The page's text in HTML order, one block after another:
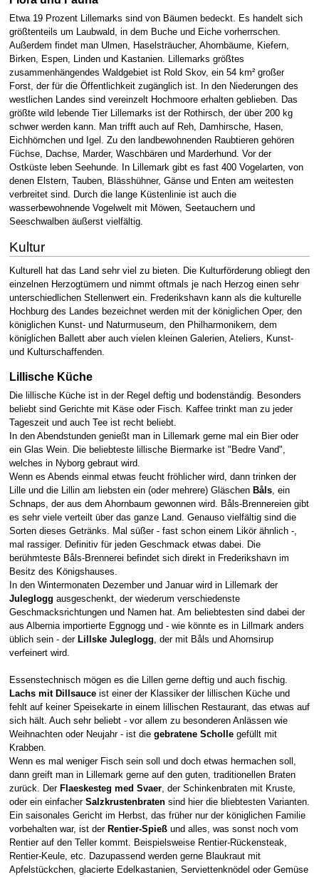
Etwa 19 Prozent Lillemarks sind von Bäumen bedeckt. Es handelt sich
größtenteils um Laubwald, in dem Buche und Eiche vorherrschen.
Außerdem findet man Ulmen, Haselsträucher, Ahornbäume, Kiefern,
Birken, Espen, Linden und Kastanien. Lillemarks größtes
zusammenhängendes Waldgebiet ist Rold Skov, ein 54 km² großer
Forst, der für die Öffentlichkeit zugänglich ist. In den Niederungen des
westlichen Landes sind vereinzelt Hochmoore erhalten geblieben. Das
größte wild lebende Tier Lillemarks ist der Rothirsch, der über 200 kg
schwer werden kann. Man trifft auch auf Reh, Damhirsche, Hasen,
Eichhörnchen und Igel. Zu den landbewohnenden Raubtieren gehören
Füchse, Dachse, Marder, Waschbären und Marderhund. Vor der
Ostküste leben Seehunde. In Lillemark gibt es fast 400 Vogelarten, von
denen Elstern, Tauben, Blässhühner, Gänse und Enten am weitesten
verbreitet sind. Durch die lange Küstenlinie ist auch die
wasserbewohnende Vogelwelt mit Möwen, Seetauchern und
Seeschwalben äußerst vielfältig.
Kultur
Kulturell hat das Land sehr viel zu bieten. Die Kulturförderung obliegt den
einzelnen Herzogtümern und nimmt oftmals je nach Herzog einen sehr
unterschiedlichen Stellenwert ein. Frederikshavn kann als die kulturelle
Hochburg des Landes bezeichnet werden mit der königlichen Oper, den
königlichen Kunst- und Naturmuseum, den Philharmonikern, dem
königlichen Ballett aber auch vielen kleinen Galerien, Ateliers, Kunst-
und Kulturschaffenden.
Lillische Küche
Die lillische Küche ist in der Regel deftig und bodenständig. Besonders
beliebt sind Gerichte mit Käse oder Fisch. Kaffee trinkt man zu jeder
Tageszeit und auch Tee ist recht beliebt.
In den Abendstunden genießt man in Lillemark gerne mal ein Bier oder
ein Glas Wein. Die beliebteste lillische Biermarke ist "Bedre Vand",
welches in Nyborg gebraut wird.
Wenn es Abends einmal etwas feucht fröhlicher wird, dann trinken der
Lille und die Lillin am liebsten ein (oder mehrere) Gläschen Båls, ein
Schnaps, der aus dem Ahornbaum gewonnen wird. Båls-Brennereien gibt
es sehr viele verteilt über das ganze Land. Genauso vielfältig sind die
Sorten dieses Getränks. Mal süßer - fast schon einem Likör ähnlich -,
mal rassiger. Definitiv für jeden Geschmack etwas dabei. Die
berühmteste Båls-Brennerei befindet sich direkt in Frederikshavn im
Besitz des Königshauses.
In den Wintermonaten Dezember und Januar wird in Lillemark der
Juleglogg ausgeschenkt, der wiederum verschiedenste
Geschmacksrichtungen und Namen hat. Am beliebtesten sind dabei der
aus Albernia importierte Eggnogg und - wie könnte es in Lillmark anders
üblich sein - der Lillske Juleglogg , der mit Båls und Ahornsirup
verfeinert wird.
Essenstechnisch mögen es die Lillen gerne deftig und auch fischig.
Lachs mit Dillsauceist einer der Klassiker der lillischen Küche und
fehlt auf keiner Speisekarte in einem lillischen Restaurant, das etwas auf
sich hält. Auch sehr beliebt - vor allem zu besonderen Anlässen wie
Weihnachten oder Neujahr - ist die gebratene Schollegefüllt mit
Krabben.
Wenn es mal weniger Fisch sein soll und doch etwas hermachen soll,
dann greift man in Lillemark gerne auf den guten, traditionellen Braten
zurück. Der Flaeskesteg med Svaer, der Schinkenbraten mit Kruste,
oder ein einfacher Salzkrustenbratensind hier die bliebtesten Varianten.
Ein saisonales Gericht im Herbst, das früher nur der königlichen Familie
vorbehalten war, ist der Rentier-Spießund alles, was sonst noch vom
Rentier auf den Teller kommt. Beispielsweise Rentier-Rückensteak,
Rentier-Keule, etc. Dazupassend werden gerne Blaukraut mit
Apfelstückchen, glacierte Edelkastanien, Serviettenknödel oder Gemüse